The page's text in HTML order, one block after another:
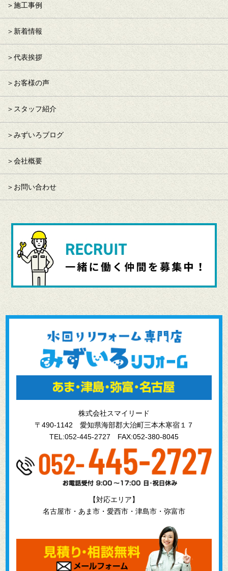
施工事例
新着情報
代表挨拶
お客様の声
スタッフ紹介
みずいろブログ
会社概要
お問い合わせ
株式会社スマイリード
〒490-1142 愛知県海部郡大治町三本木寒宿１７
TEL:052-445-2727 FAX:052-380-8045
【対応エリア】
名古屋市・あま市・愛西市・津島市・弥富市